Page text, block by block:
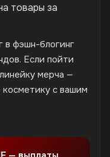
товары за
в фэшн-блогинг
Если пойти
мерча —
с вашим